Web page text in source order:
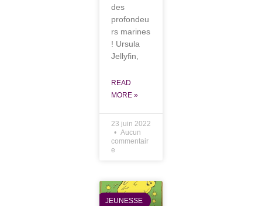
des
profondeu
rs marines
! Ursula
Jellyfin,
READ
MORE »
23 juin 2022
Aucun
commentair
e
JEUNESSE